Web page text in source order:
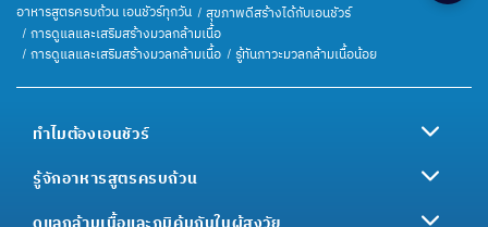
อาหารสูตรครบถ้วน เอนชัวร์ทุกวัน
สุขภาพดีสร้างได้กับเอนชัวร์
การดูแลและเสริมสร้างมวลกล้ามเนื้อ
การดูแลและเสริมสร้างมวลกล้ามเนื้อ
รู้ทันภาวะมวลกล้ามเนื้อน้อย
ทำไมต้องเอนชัวร์
รู้จักอาหารสูตรครบถ้วน